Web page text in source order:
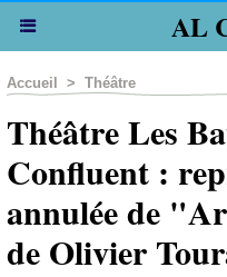
AL
Accueil > Théâtre
Théâtre Les
Confluent :
annulée de
de Olivier